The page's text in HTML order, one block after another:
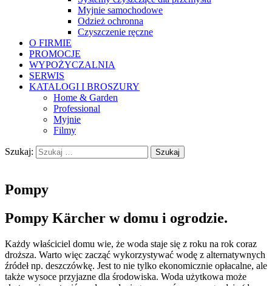
Myjnie samochodowe
Odzież ochronna
Czyszczenie ręczne
O FIRMIE
PROMOCJE
WYPOŻYCZALNIA
SERWIS
KATALOGI I BROSZURY
Home & Garden
Professional
Myjnie
Filmy
Szukaj:
Pompy
Pompy Kärcher w domu i ogrodzie.
Każdy właściciel domu wie, że woda staje się z roku na rok coraz
droższa. Warto więc zacząć wykorzystywać wodę z alternatywnych
źródeł np. deszczówkę. Jest to nie tylko ekonomicznie opłacalne, ale
także wysoce przyjazne dla środowiska. Woda użytkowa może